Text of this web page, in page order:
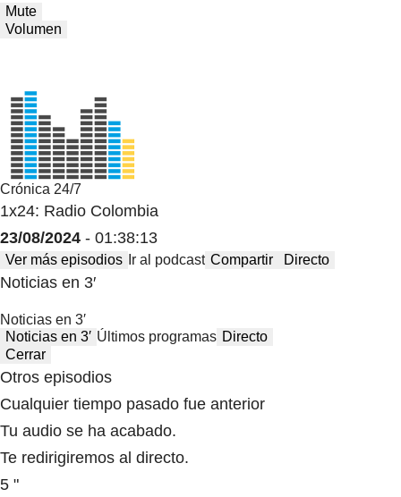
Mute
Volumen
Crónica 24/7
1x24: Radio Colombia
23/08/2024 - 01:38:13
Ver más episodios Ir al podcast Compartir Directo
Noticias en 3′
Noticias en 3′
Noticias en 3′ Últimos programas Directo
Cerrar
Otros episodios
Cualquier tiempo pasado fue anterior
Tu audio se ha acabado.
Te redirigiremos al directo.
5 "